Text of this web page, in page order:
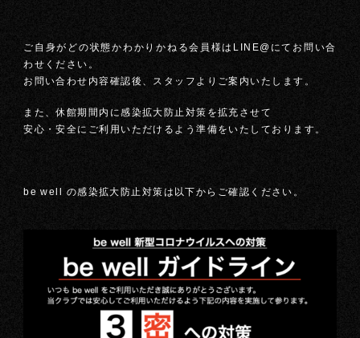
ご自身がどの状態かわかりかねる会員様はLINE@にてお問い合
わせください。
お問い合わせ内容確認後、スタッフよりご案内いたします。
また、休館期間内に感染拡大防止対策を拡充させて
安心・安全にご利用いただけるよう準備をいたしております。
be well の感染拡大防止対策は以下からご確認ください。